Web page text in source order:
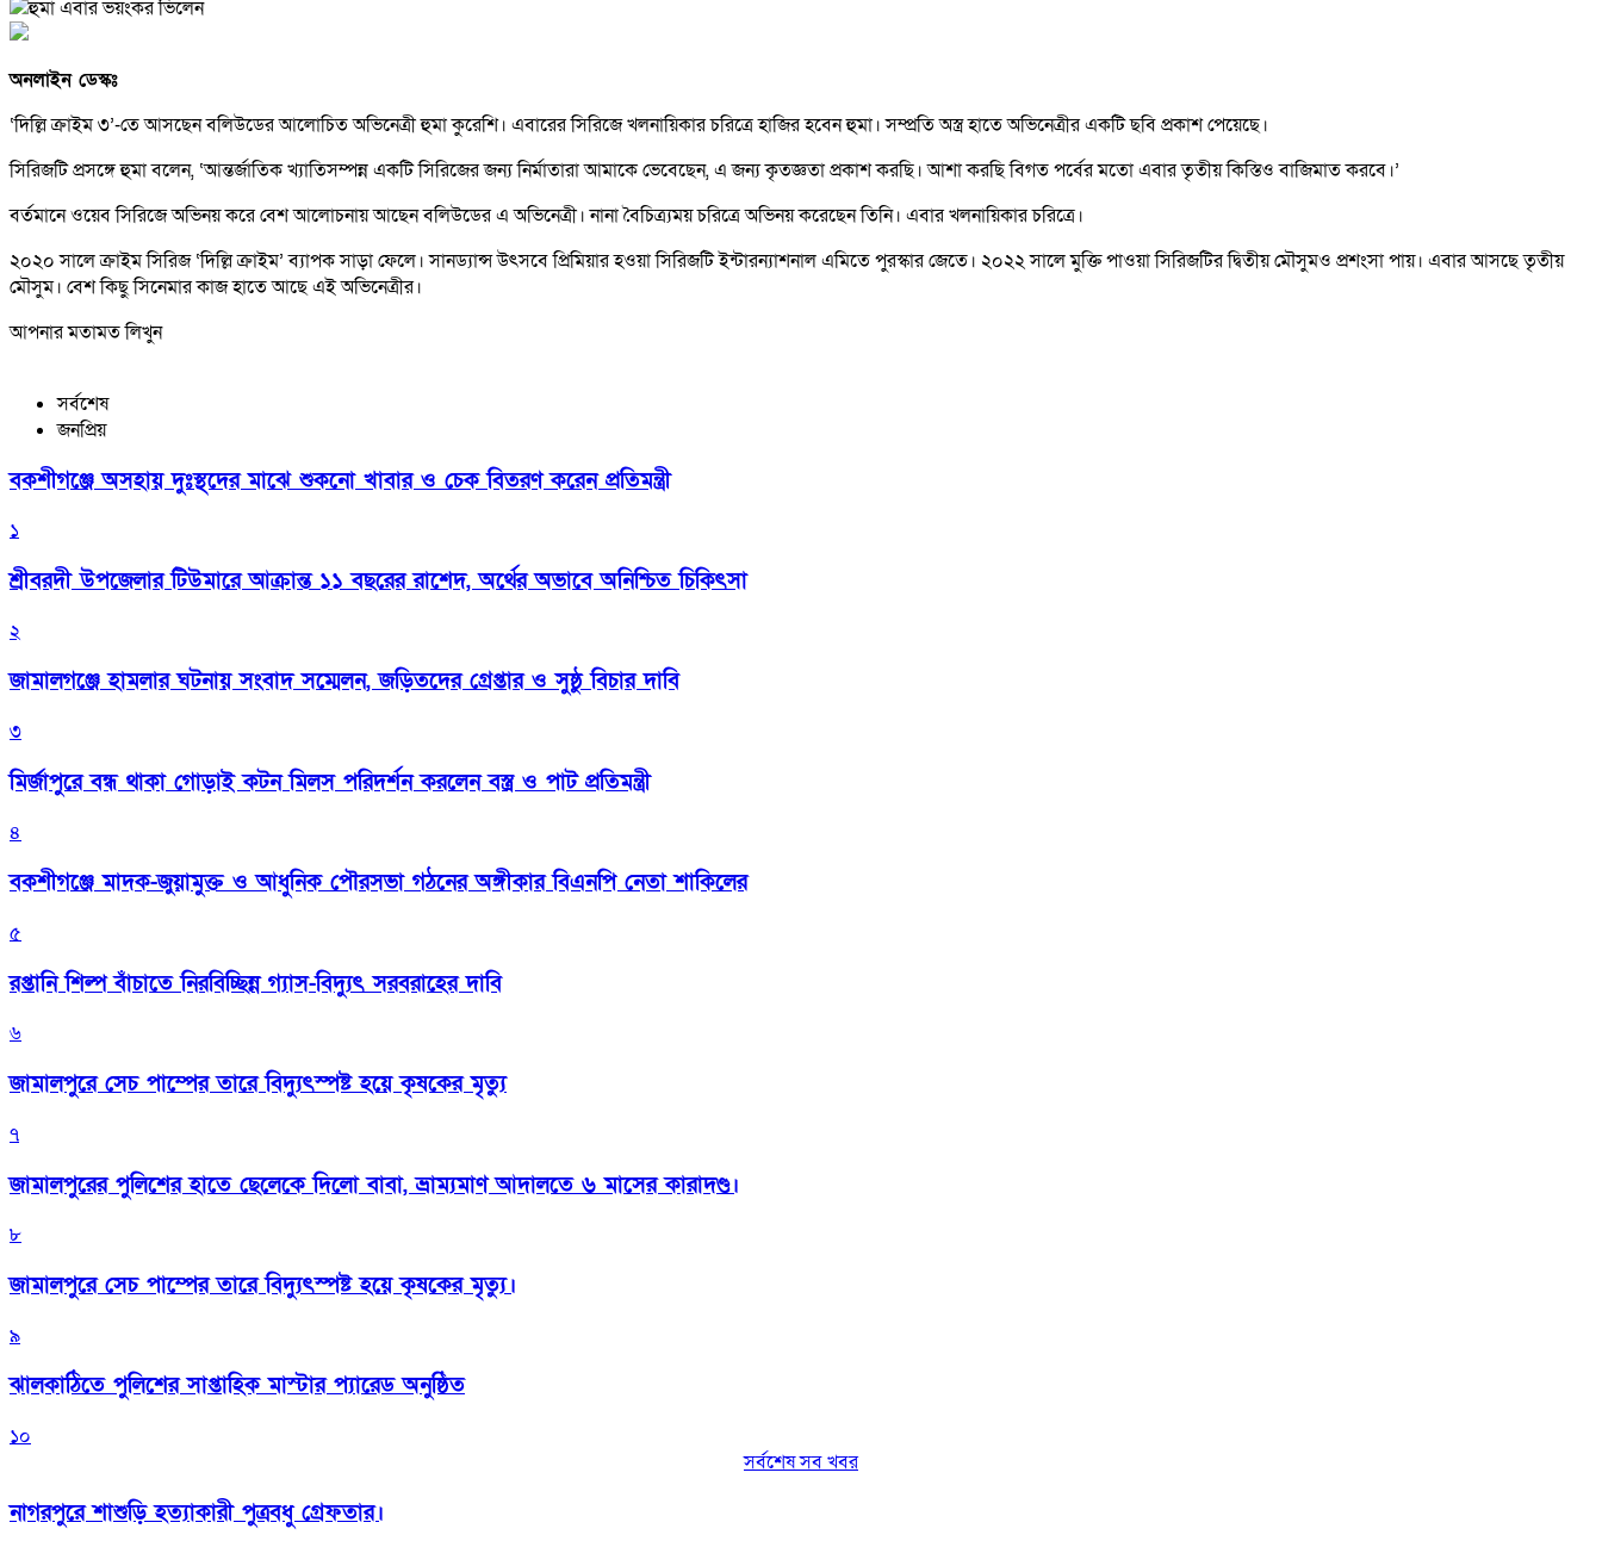
অনলাইন ডেস্কঃ
‘দিল্লি ক্রাইম ৩’-তে আসছেন বলিউডের আলোচিত অভিনেত্রী হুমা কুরেশি। এবারের সিরিজে খলনায়িকার চরিত্রে হাজির হবেন হুমা। সম্প্রতি অস্ত্র হাতে অভিনেত্রীর একটি ছবি প্রকাশ পেয়েছে।
সিরিজটি প্রসঙ্গে হুমা বলেন, ‘আন্তর্জাতিক খ্যাতিসম্পন্ন একটি সিরিজের জন্য নির্মাতারা আমাকে ভেবেছেন, এ জন্য কৃতজ্ঞতা প্রকাশ করছি। আশা করছি বিগত পর্বের মতো এবার তৃতীয় কিস্তিও বাজিমাত করবে।’
বর্তমানে ওয়েব সিরিজে অভিনয় করে বেশ আলোচনায় আছেন বলিউডের এ অভিনেত্রী। নানা বৈচিত্র্যময় চরিত্রে অভিনয় করেছেন তিনি। এবার খলনায়িকার চরিত্রে।
২০২০ সালে ক্রাইম সিরিজ ‘দিল্লি ক্রাইম’ ব্যাপক সাড়া ফেলে। সানড্যান্স উৎসবে প্রিমিয়ার হওয়া সিরিজটি ইন্টারন্যাশনাল এমিতে পুরস্কার জেতে। ২০২২ সালে মুক্তি পাওয়া সিরিজটির দ্বিতীয় মৌসুমও প্রশংসা পায়। এবার আসছে তৃতীয়
মৌসুম। বেশ কিছু সিনেমার কাজ হাতে আছে এই অভিনেত্রীর।
আপনার মতামত লিখুন
সর্বশেষ
জনপ্রিয়
বকশীগঞ্জে অসহায় দুঃস্থদের মাঝে শুকনো খাবার ও চেক বিতরণ করেন প্রতিমন্ত্রী
১
শ্রীবরদী উপজেলার টিউমারে আক্রান্ত ১১ বছরের রাশেদ, অর্থের অভাবে অনিশ্চিত চিকিৎসা
২
জামালগঞ্জে হামলার ঘটনায় সংবাদ সম্মেলন, জড়িতদের গ্রেপ্তার ও সুষ্ঠু বিচার দাবি
৩
মির্জাপুরে বন্ধ থাকা গোড়াই কটন মিলস পরিদর্শন করলেন বস্ত্র ও পাট প্রতিমন্ত্রী
৪
বকশীগঞ্জে মাদক-জুয়ামুক্ত ও আধুনিক পৌরসভা গঠনের অঙ্গীকার বিএনপি নেতা শাকিলের
৫
রপ্তানি শিল্প বাঁচাতে নিরবিচ্ছিন্ন গ্যাস-বিদ্যুৎ সরবরাহের দাবি
৬
জামালপুরে সেচ পাম্পের তারে বিদ্যুৎস্পষ্ট হয়ে কৃষকের মৃত্যু
৭
জামালপুরের পুলিশের হাতে ছেলেকে দিলো বাবা, ভ্রাম্যমাণ আদালতে ৬ মাসের কারাদণ্ড।
৮
জামালপুরে সেচ পাম্পের তারে বিদ্যুৎস্পষ্ট হয়ে কৃষকের মৃত্যু।
৯
‎ঝালকাঠিতে পুলিশের সাপ্তাহিক মাস্টার প্যারেড অনুষ্ঠিত
১০
সর্বশেষ সব খবর
নাগরপুরে শাশুড়ি হত্যাকারী পুত্রবধু গ্রেফতার।